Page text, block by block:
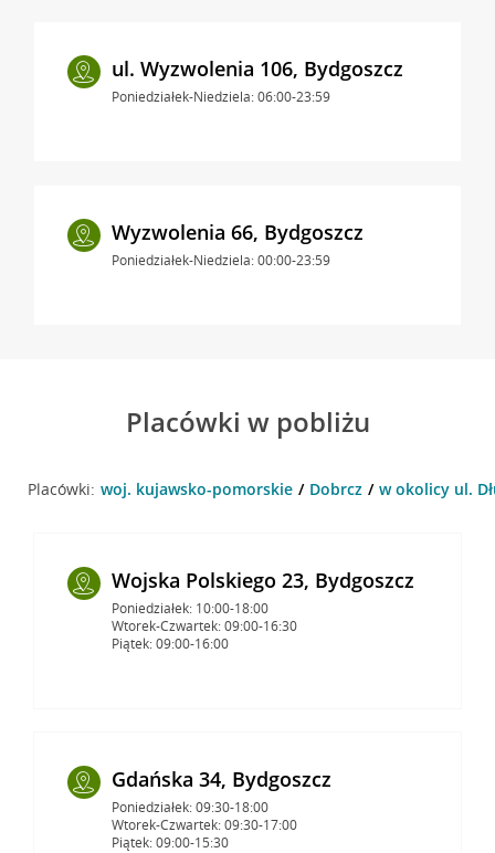
ul. Wyzwolenia 106, Bydgoszcz
Poniedziałek-Niedziela: 06:00-23:59
Wyzwolenia 66, Bydgoszcz
Poniedziałek-Niedziela: 00:00-23:59
Placówki w pobliżu
Placówki: woj. kujawsko-pomorskie Dobrcz w okolicy ul.
Wojska Polskiego 23, Bydgoszcz
Poniedziałek: 10:00-18:00
Wtorek-Czwartek: 09:00-16:30
Piątek: 09:00-16:00
Gdańska 34, Bydgoszcz
Poniedziałek: 09:30-18:00
Wtorek-Czwartek: 09:30-17:00
Piątek: 09:00-15:30